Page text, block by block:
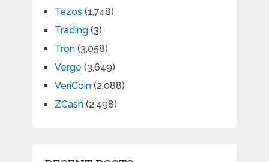
Tezos (1,748)
Trading(3)
Tron(3,058)
Verge (3,649)
VeriCoin(2,088)
ZCash(2,498)